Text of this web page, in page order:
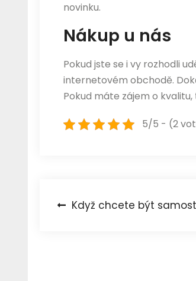
novinku.
Nákup u nás
Pokud jste se i vy rozhodli
internetovém obchodě.
Pokud máte zájem o kvalitu,
5/5 - (2
Navigace
Když chcete být